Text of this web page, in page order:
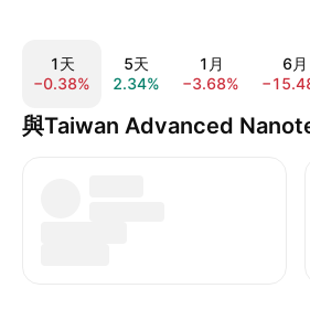
1天
−0.38%
5天
2.34%
1月
−3.68%
6月
與Taiwan Advanced